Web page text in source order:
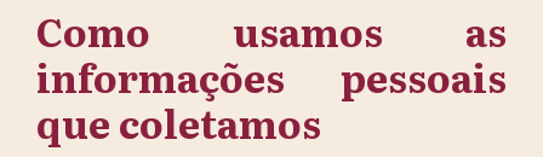
Como usamos as
informações pessoais
que coletamos